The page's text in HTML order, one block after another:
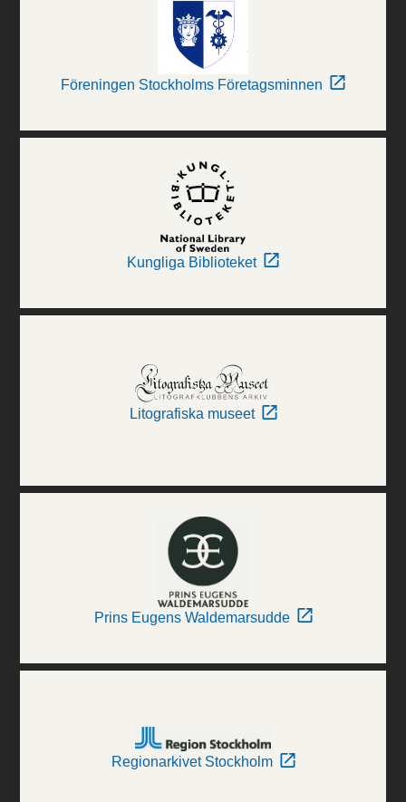
Föreningen Stockholms Företagsminnen
Kungliga Biblioteket
Litografiska museet
Prins Eugens Waldemarsudde
Regionarkivet Stockholm